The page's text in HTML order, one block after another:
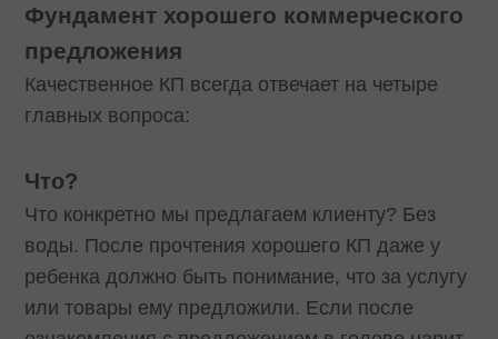
Фундамент хорошего коммерческого
предложения
Качественное КП всегда отвечает на четыре
главных вопроса:
Что?
Что конкретно мы предлагаем клиенту? Без
воды. После прочтения хорошего КП даже у
ребенка должно быть понимание, что за услугу
или товары ему предложили. Если после